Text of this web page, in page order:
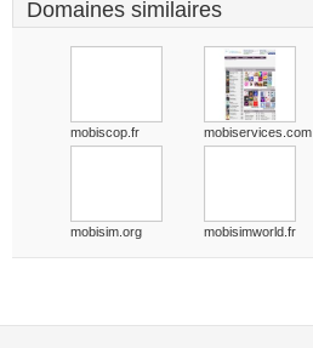
Domaines similaires
mobiscop.fr mobiservices.com
mobisim.org mobisimworld.fr